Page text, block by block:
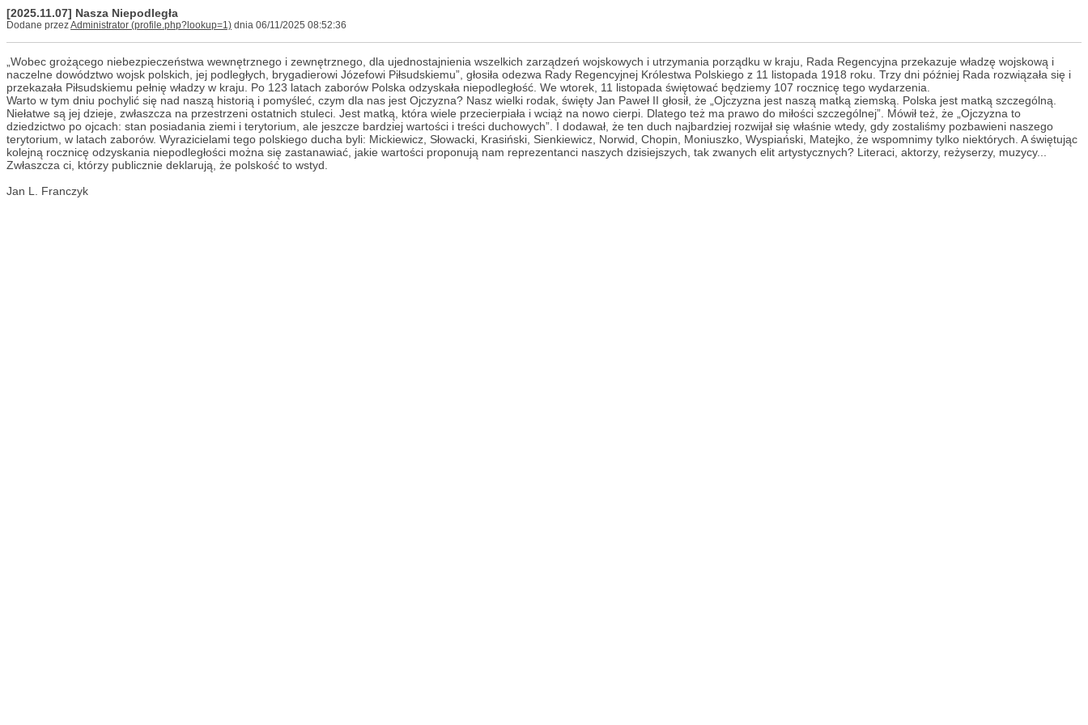
[2025.11.07] Nasza Niepodległa
Dodane przezAdministrator dnia 06/11/2025 08:52:36
„Wobec grożącego niebezpieczeństwa wewnętrznego i zewnętrznego, dla ujednostajnienia wszelkich zarządzeń wojskowych i utrzymania porządku w kraju, Rada Regencyjna przekazuje władzę wojskową i
naczelne dowództwo wojsk polskich, jej podległych, brygadierowi Józefowi Piłsudskiemu”, głosiła odezwa Rady Regencyjnej Królestwa Polskiego z 11 listopada 1918 roku. Trzy dni później Rada rozwiązała się i
przekazała Piłsudskiemu pełnię władzy w kraju. Po 123 latach zaborów Polska odzyskała niepodległość. We wtorek, 11 listopada świętować będziemy 107 rocznicę tego wydarzenia.
Warto w tym dniu pochylić się nad naszą historią i pomyśleć, czym dla nas jest Ojczyzna? Nasz wielki rodak, święty Jan Paweł II głosił, że „Ojczyzna jest naszą matką ziemską. Polska jest matką szczególną.
Niełatwe są jej dzieje, zwłaszcza na przestrzeni ostatnich stuleci. Jest matką, która wiele przecierpiała i wciąż na nowo cierpi. Dlatego też ma prawo do miłości szczególnej”. Mówił też, że „Ojczyzna to
dziedzictwo po ojcach: stan posiadania ziemi i terytorium, ale jeszcze bardziej wartości i treści duchowych”. I dodawał, że ten duch najbardziej rozwijał się właśnie wtedy, gdy zostaliśmy pozbawieni naszego
terytorium, w latach zaborów. Wyrazicielami tego polskiego ducha byli: Mickiewicz, Słowacki, Krasiński, Sienkiewicz, Norwid, Chopin, Moniuszko, Wyspiański, Matejko, że wspomnimy tylko niektórych. A świętując
kolejną rocznicę odzyskania niepodległości można się zastanawiać, jakie wartości proponują nam reprezentanci naszych dzisiejszych, tak zwanych elit artystycznych? Literaci, aktorzy, reżyserzy, muzycy...
Zwłaszcza ci, którzy publicznie deklarują, że polskość to wstyd.
Jan L. Franczyk